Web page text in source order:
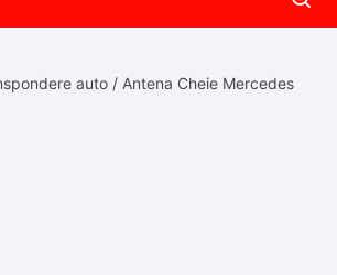
auto / Antena Cheie Mercedes